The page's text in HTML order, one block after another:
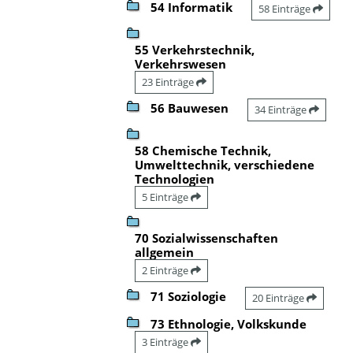
54 Informatik 58 Einträge
55 Verkehrstechnik,
Verkehrswesen
23 Einträge
56 Bauwesen 34 Einträge
58 Chemische Technik,
Umwelttechnik, verschiedene
Technologien
5 Einträge
70 Sozialwissenschaften
allgemein
2 Einträge
71 Soziologie 20 Einträge
73 Ethnologie, Volkskunde
3 Einträge